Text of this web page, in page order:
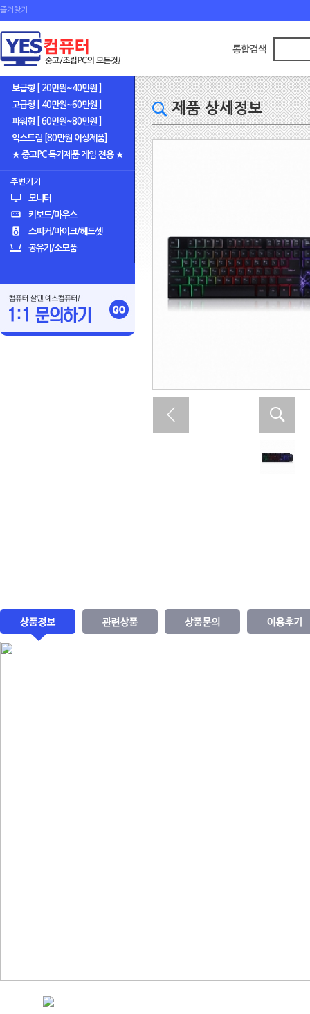
즐겨찾기
보급형 [ 20만원~40만원 ]
고급형 [ 40만원~60만원 ]
파워형 [ 60만원~80만원 ]
익스트림 [80만원 이상제품]
★ 중고PC 특가제품 게임 전용 ★
주변기기
모니터
키보드/마우스
스피커/마이크/헤드셋
공유기/소모품
제품 상세정보